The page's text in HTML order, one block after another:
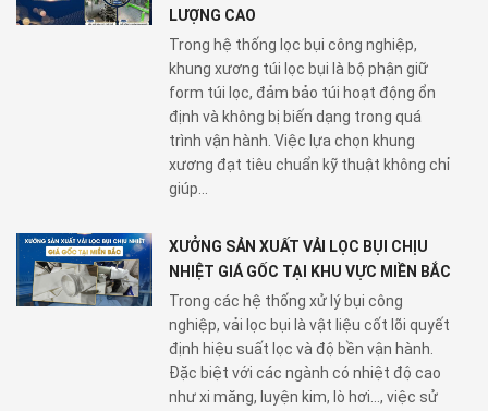
LƯỢNG CAO
Trong hệ thống lọc bụi công nghiệp,
khung xương túi lọc bụi là bộ phận giữ
form túi lọc, đảm bảo túi hoạt động ổn
định và không bị biến dạng trong quá
trình vận hành. Việc lựa chọn khung
xương đạt tiêu chuẩn kỹ thuật không chỉ
giúp...
XƯỞNG SẢN XUẤT VẢI LỌC BỤI CHỊU
NHIỆT GIÁ GỐC TẠI KHU VỰC MIỀN BẮC
Trong các hệ thống xử lý bụi công
nghiệp, vải lọc bụi là vật liệu cốt lõi quyết
định hiệu suất lọc và độ bền vận hành.
Đặc biệt với các ngành có nhiệt độ cao
như xi măng, luyện kim, lò hơi…, việc sử